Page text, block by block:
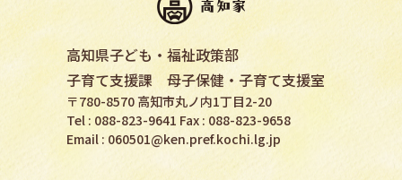
高知県子ども・福祉政策部
子育て支援課 母子保健・子育て支援室
〒780-8570 高知市丸ノ内1丁目2-20
Tel : 088-823-9641 Fax : 088-823-9658
Email : 060501@ken.pref.kochi.lg.jp